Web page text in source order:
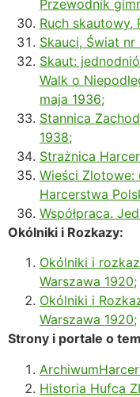
Przewodnik
Ruch skautowy,
Skauci, Świat nr
Skaut:
Walk o
maja 1936;
Stannica
1938;
Strażnica
Wieści Zlotowe:
Harcerstwa
Współpraca.
Okólniki i Rozkazy:
Okólniki i
Warszawa 1920;
Okólniki i
Warszawa 1920;
Strony i portale o
Historia Hufca